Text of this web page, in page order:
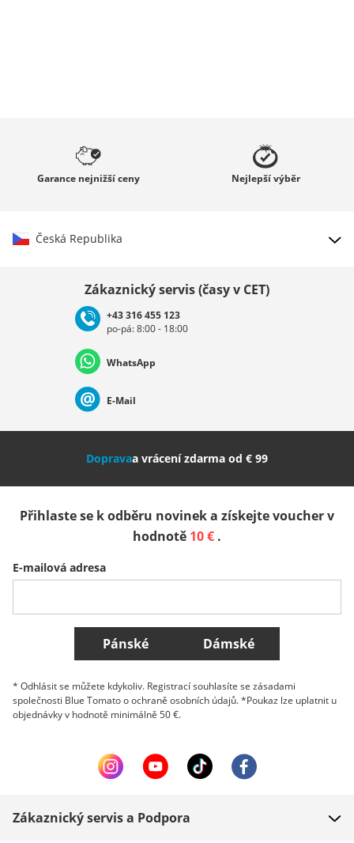
Garance nejnižší ceny Nejlepšívýběr
Česká Republika
Deutschland Österreich
Nederland Italia (Italiano) Italien (Deutsch)
Slovenija
Belgique (Français) Danmark Norge
Všechny země
Zákaznický servis (časy v CET)
+43 316 455 123
po-pá: 8:00 - 18:00
WhatsApp
E-Mail
Dopravaa vrácení zdarma od € 99
Přihlaste se k odběru novinek a získejte voucher v
hodnotě 10 € .
E-mailová adresa
Pánské Dámské
* Odhlásit se můžete kdykoliv. Registrací souhlasíte se zásadami
společnosti Blue Tomato o ochraně osobních údajů. *Poukaz lze uplatnit u
objednávky v hodnotě minimálně 50 €.
Zákaznický servis a Podpora